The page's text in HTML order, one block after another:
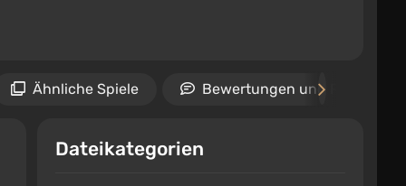
Ähnliche Spiele Bewertungen und
Dateikategorien